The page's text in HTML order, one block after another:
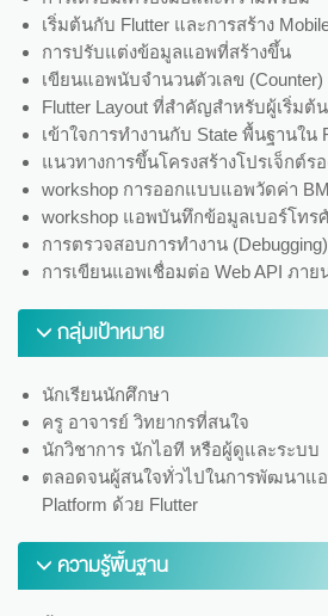
เริ่มต้นกับ Flutter และการสร้าง
การปรับแต่งข้อมูลแอพที่สร้างขึ้น
เขียนแอพนับจำนวนตัวเลข (Counter)
Flutter Layout ที่สำคัญสำหรับผู้เริ่มต้น
เข้าใจการทำงานกับ State พื้นฐานใน
แนวทางการขึ้นโครงสร้างโปรเจ็กต์
workshop การออกแบบแอพวัดค่า
workshop แอพบันทึกข้อมูลเบอร์โทร
การตรวจสอบการทำงาน
การเขียนแอพเชื่อมต่อ Web API ภาย
กลุ่มเป้าหมาย
นักเรียนนักศึกษา
ครู อาจารย์ วิทยากรที่สนใจ
นักวิชาการ นักไอที หรือผู้ดูและระบบ
ตลอดจนผู้สนใจทั่วไปในการพัฒนาแ
Platform ด้วย Flutter
ความรู้พื้นฐาน